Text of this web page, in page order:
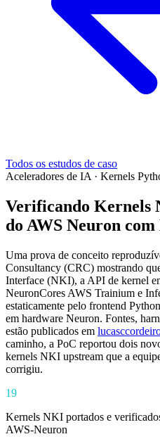
Todos os estudos de caso
Aceleradores de IA · Kernels
Verificando Kernels
do AWS Neuron
Uma prova de conceito
Consultancy (CRC) mostrando
Interface (NKI), a API de kernel
NeuronCores AWS Trainium e
estaticamente pelo frontend
em hardware Neuron. Fontes,
estão publicados em
caminho, a PoC reportou dois
kernels NKI upstream que a
corrigiu.
19
Kernels NKI portados e
AWS-Neuron